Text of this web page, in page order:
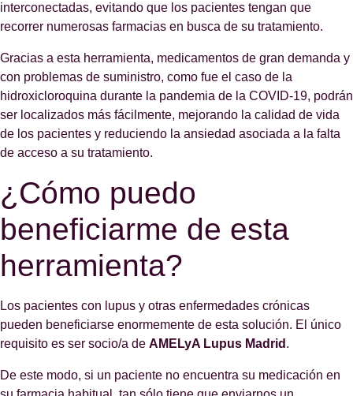
interconectadas, evitando que los pacientes tengan que
recorrer numerosas farmacias en busca de su tratamiento.
Gracias a esta herramienta, medicamentos de gran demanda y
con problemas de suministro, como fue el caso de la
hidroxicloroquina durante la pandemia de la COVID-19, podrán
ser localizados más fácilmente, mejorando la calidad de vida
de los pacientes y reduciendo la ansiedad asociada a la falta
de acceso a su tratamiento.
¿Cómo puedo
beneficiarme de esta
herramienta?
Los pacientes con lupus y otras enfermedades crónicas
pueden beneficiarse enormemente de esta solución. El único
requisito es ser socio/a de AMELyA Lupus Madrid .
De este modo, si un paciente no encuentra su medicación en